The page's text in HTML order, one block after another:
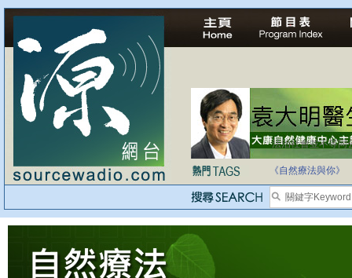
法治社會並不等同
《自然療法與你》